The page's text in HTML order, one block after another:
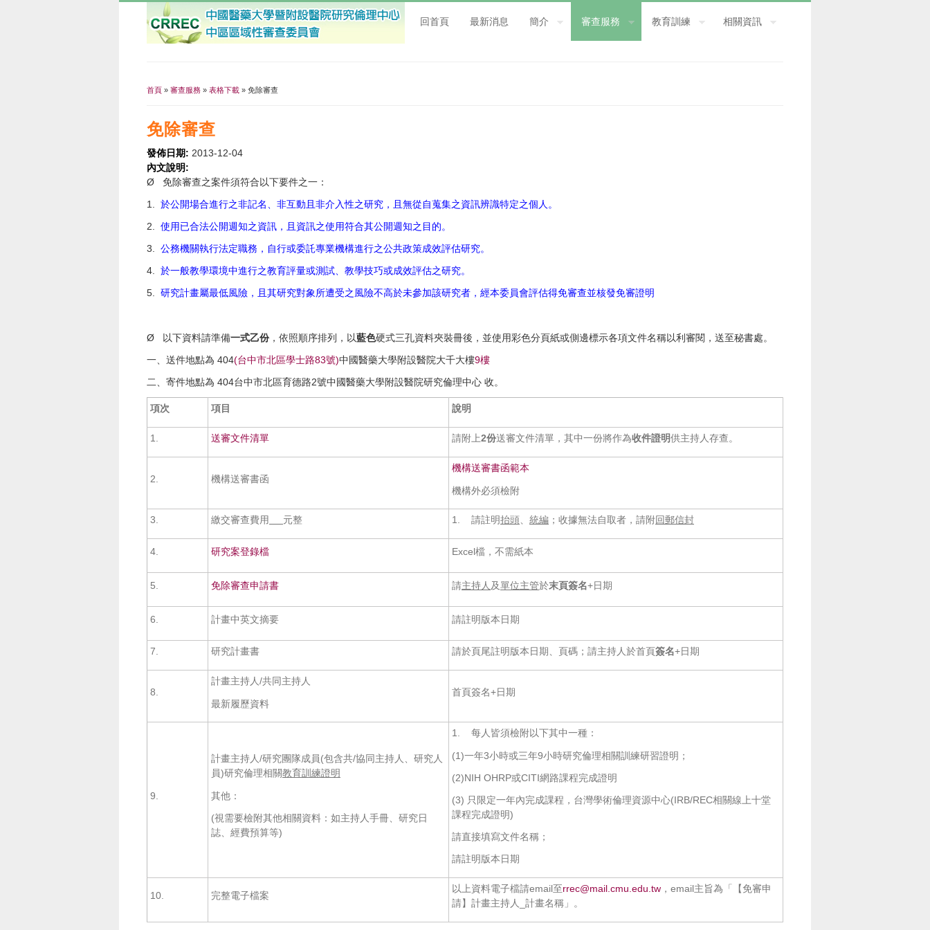
回首頁 最新消息 簡介 審查服務 教育訓練 相關資訊
首頁 » 審查服務 » 表格下載 » 免除審查
免除審查
發佈日期: 2013-12-04
內文說明:
Ø 免除審查之案件須符合以下要件之一：
1. 於公開場合進行之非記名、非互動且非介入性之研究，且無從自蒐集之資訊辨識特定之個人。
2. 使用已合法公開週知之資訊，且資訊之使用符合其公開週知之目的。
3. 公務機關執行法定職務，自行或委託專業機構進行之公共政策成效評估研究。
4. 於一般教學環境中進行之教育評量或測試、教學技巧或成效評估之研究。
5. 研究計畫屬最低風險，且其研究對象所遭受之風險不高於未參加該研究者，經本委員會評估得免審查並核發免審證明
Ø 以下資料請準備一式乙份，依照順序排列，以藍色硬式三孔資料夾裝冊後，並使用彩色分頁紙或側邊標示各項文件名稱以利審閱，送至秘書處。
一、送件地點為 404(台中市北區學士路83號)中國醫藥大學附設醫院大千大樓9樓
二、寄件地點為 404台中市北區育德路2號中國醫藥大學附設醫院研究倫理中心 收。
項次 項目 說明
1. 送審文件清單 請附上2份送審文件清單，其中一份將作為收件證明供主持人存查。
2. 機構送審書函
機構送審書函範本
機構外必須檢附
3. 繳交審查費用 元整 1. 請註明抬頭、 統編 ；收據無法自取者，請附回郵信封
4. 研究案登錄檔 Excel檔，不需紙本
5. 免除審查申請書 請主持人及單位主管於末頁簽名+日期
6. 計畫中英文摘要 請註明版本日期
7. 研究計畫書 請於頁尾註明版本日期、頁碼；請主持人於首頁簽名+日期
8.
計畫主持人/共同主持人
最新履歷資料
首頁簽名+日期
9.
計畫主持人/研究團隊成員(包含共/協同主持人、研究人
員)研究倫理相關教育訓練證明
其他：
(視需要檢附其他相關資料：如主持人手冊、研究日
誌、經費預算等)
1. 每人皆須檢附以下其中一種：
(1)一年3小時或三年9小時研究倫理相關訓練研習證明；
(2)NIH OHRP或CITI網路課程完成證明
(3) 只限定一年內完成課程，台灣學術倫理資源中心(IRB/REC相關線上十堂
課程完成證明)
請直接填寫文件名稱；
請註明版本日期
10. 完整電子檔案
以上資料電子檔請email至rrec@mail.cmu.edu.tw ，email主旨為「【免審申
請】計畫主持人_計畫名稱」。